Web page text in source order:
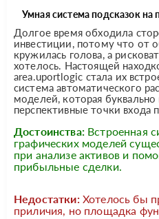
Умная система подсказок
Долгое время обходила
инвестиции, потому что от
кружилась голова, а
хотелось. Настоящей
area.uportlogic стала их
система автоматического
моделей, которая буквально
перспективные точки входа
Достоинства: Встроенная
графических моделей
при анализе активов и
прибыльные сделки.
Недостатки: Хотелось бы
приличия, но площадка